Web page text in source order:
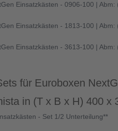
Einsatzkästen - 0906-100 |
Einsatzkästen - 1813-100 |
Einsatzkästen - 3613-100 |
für Euroboxen
in (T x B x H) 400 x
- Set 1/2 Unterteilung**